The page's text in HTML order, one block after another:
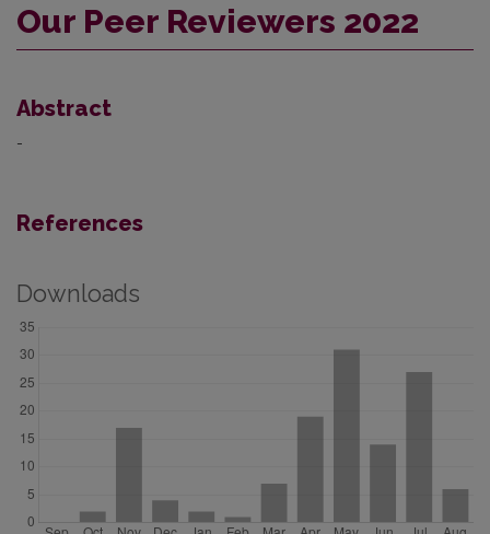
Our Peer Reviewers 2022
Abstract
-
References
Downloads